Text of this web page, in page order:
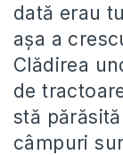
dată erau
așa a
Clădirea
de
stă
câmpuri